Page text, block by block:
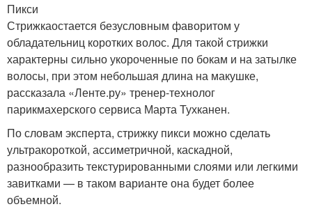
Пикси
Стрижкаостается безусловным фаворитом у
обладательниц коротких волос. Для такой стрижки
характерны сильно укороченные по бокам и на затылке
волосы, при этом небольшая длина на макушке,
рассказала «Ленте.ру» тренер-технолог
парикмахерского сервиса Марта Тухканен.
По словам эксперта, стрижку пикси можно сделать
ультракороткой, ассиметричной, каскадной,
разнообразить текстурированными слоями или легкими
завитками — в таком варианте она будет более
объемной.